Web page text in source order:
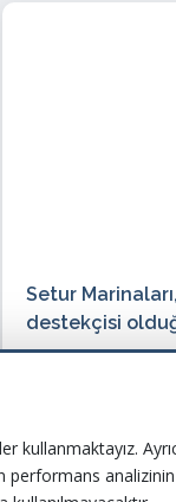
Setur
destekçisi
24.Uluslararası
sahipliği yaptı
kullanmaktayız.
performans